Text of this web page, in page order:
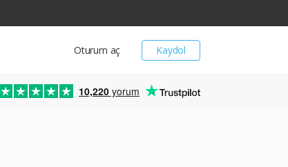
Kaydol
Oturum aç
10,220 yorum